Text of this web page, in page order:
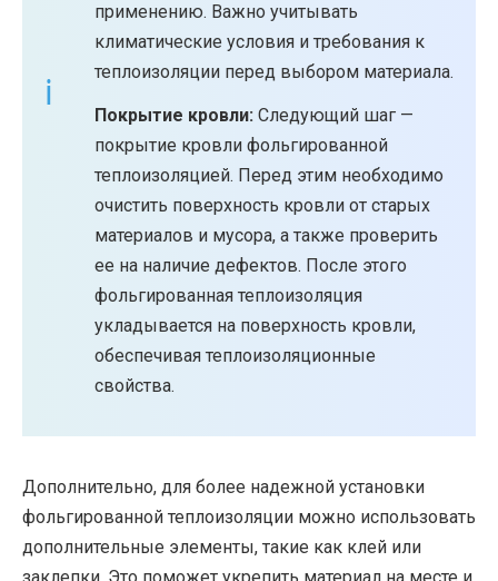
применению. Важно учитывать
климатические условия и требования к
теплоизоляции перед выбором материала.
Покрытие кровли: Следующий шаг —
покрытие кровли фольгированной
теплоизоляцией. Перед этим необходимо
очистить поверхность кровли от старых
материалов и мусора, а также проверить
ее на наличие дефектов. После этого
фольгированная теплоизоляция
укладывается на поверхность кровли,
обеспечивая теплоизоляционные
свойства.
Дополнительно, для более надежной установки
фольгированной теплоизоляции можно использовать
дополнительные элементы, такие как клей или